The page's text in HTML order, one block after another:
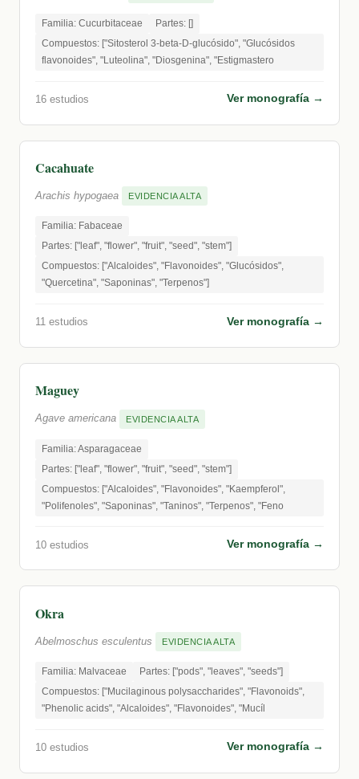
Familia: Cucurbitaceae
Partes: []
Compuestos: ["Sitosterol 3-beta-D-glucósido", "Glucósidos
flavonoides", "Luteolina", "Diosgenina", "Estigmastero
16 estudios Ver monografía →
Cacahuate
Arachis hypogaea EVIDENCIA ALTA
Familia: Fabaceae
Partes: ["leaf", "flower", "fruit", "seed", "stem"]
Compuestos: ["Alcaloides", "Flavonoides", "Glucósidos",
"Quercetina", "Saponinas", "Terpenos"]
11 estudios Ver monografía →
Maguey
Agave americana EVIDENCIA ALTA
Familia: Asparagaceae
Partes: ["leaf", "flower", "fruit", "seed", "stem"]
Compuestos: ["Alcaloides", "Flavonoides", "Kaempferol",
"Polifenoles", "Saponinas", "Taninos", "Terpenos", "Feno
10 estudios Ver monografía →
Okra
Abelmoschus esculentus EVIDENCIA ALTA
Familia: Malvaceae
Partes: ["pods", "leaves", "seeds"]
Compuestos: ["Mucilaginous polysaccharides", "Flavonoids",
"Phenolic acids", "Alcaloides", "Flavonoides", "Mucíl
10 estudios Ver monografía →